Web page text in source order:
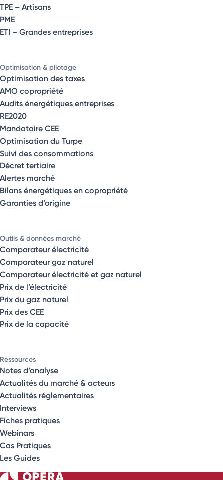
TPE – Artisans
PME
ETI – Grandes entreprises
Optimisation & pilotage
Optimisation des taxes
AMO copropriété
Audits énergétiques entreprises
RE2020
Mandataire CEE
Optimisation du Turpe
Suivi des consommations
Décret tertiaire
Alertes marché
Bilans énergétiques en copropriété
Garanties d’origine
Outils & données marché
Comparateur électricité
Comparateur gaz naturel
Comparateur électricité et gaz naturel
Prix de l’électricité
Prix du gaz naturel
Prix des CEE
Prix de la capacité
Ressources
Notes d’analyse
Actualités du marché & acteurs
Actualités réglementaires
Interviews
Fiches pratiques
Webinars
Cas Pratiques
Les Guides